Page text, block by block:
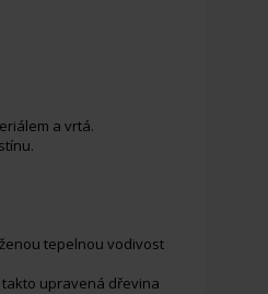
a vrtá.
tepelnou vodivost
upravená dřevina